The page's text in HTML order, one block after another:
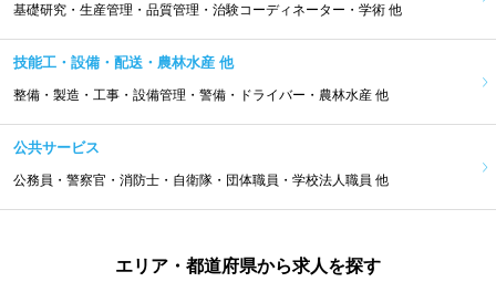
基礎研究・生産管理・品質管理・治験コーディネーター・学術 他
技能工・設備・配送・農林水産 他
整備・製造・工事・設備管理・警備・ドライバー・農林水産 他
公共サービス
公務員・警察官・消防士・自衛隊・団体職員・学校法人職員 他
エリア・都道府県から求人を探す